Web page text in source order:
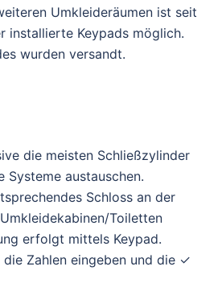
Umkleideräumen ist seit
installierte Keypads möglich.
wurden versandt.
die meisten Schließzylinder
Systeme austauschen.
Schloss an der
Toiletten
erfolgt mittels Keypad.
Zahlen eingeben und die ✓